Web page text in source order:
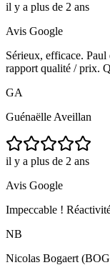
il y a plus de 2 ans
Avis Google
Sérieux, efficace. Paul
rapport qualité / prix.
GA
Guénaëlle Aveillan
il y a plus de 2 ans
Avis Google
Impeccable !
NB
Nicolas Bogaert